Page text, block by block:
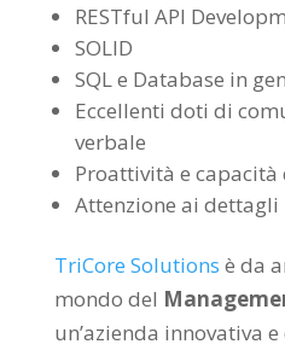
RESTful API
SOLID
SQL e Database in
Eccellenti doti di
verbale
Proattività e
Attenzione ai dettagli
TriCore Solutions è da
mondo del
un’azienda innovativa